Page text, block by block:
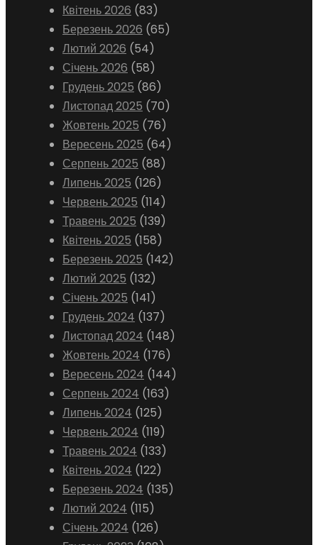
Квітень 2026 (83)
Березень 2026 (65)
Лютий 2026 (54)
Січень 2026 (58)
Грудень 2025 (86)
Листопад 2025 (70)
Жовтень 2025 (76)
Вересень 2025 (64)
Серпень 2025 (88)
Липень 2025 (126)
Червень 2025 (114)
Травень 2025 (139)
Квітень 2025 (158)
Березень 2025 (142)
Лютий 2025 (132)
Січень 2025 (141)
Грудень 2024 (137)
Листопад 2024 (148)
Жовтень 2024 (176)
Вересень 2024 (144)
Серпень 2024 (163)
Липень 2024 (125)
Червень 2024 (119)
Травень 2024 (133)
Квітень 2024 (122)
Березень 2024 (135)
Лютий 2024 (115)
Січень 2024 (126)